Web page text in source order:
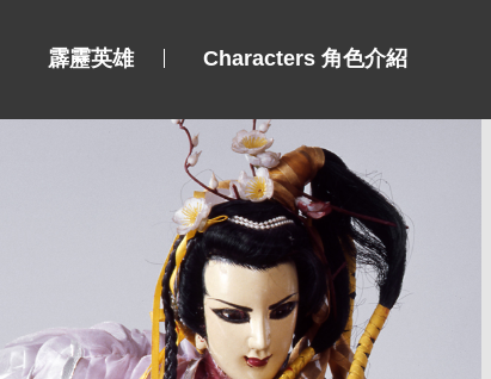
霹靂英雄 Characters 角色介紹